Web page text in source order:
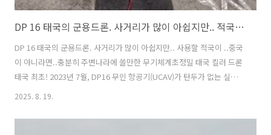
DP 16 태국의 군용드론. 사거리가 많이 아쉽지만.. 적국이 중국이 아니라면..충분히 쓸만한 무기체계
DP 16 태국의 군용드론. 사거리가 많이 아쉽지만.. 사용할 적국이 ..중국
이 아니라면..충분히 주변나라에 쓸만한 무기체계초정밀 태국 킬러 드론
태국 최초! 2023년 7월, DP16 무인 항공기(UCAV)가 탄두가 없는 실탄
레이저 유도 폭탄(LGB)을 시험하는 사진입니다.두 대의 DP16 무인 항공
130km의 속도로 비행하여 수평 거리 2km, 지상 약 6,000피트(2km) 고
2025. 8. 19.